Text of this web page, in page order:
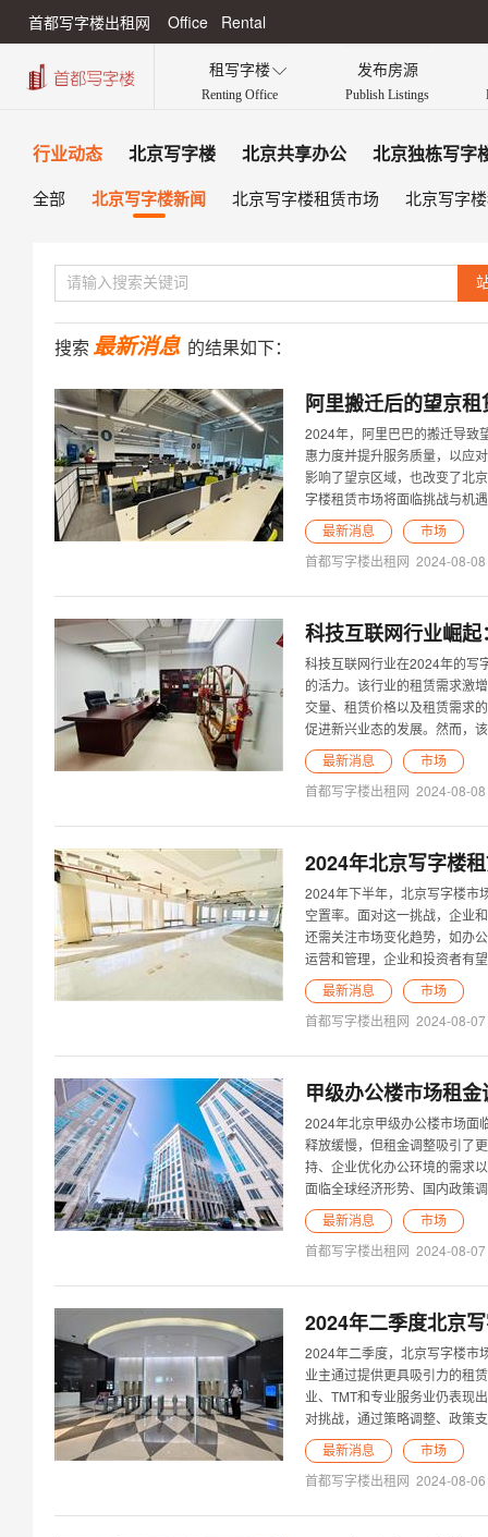
首都写字楼出租网 Office Rental
租写字楼
Renting Office
 发布房源
Publish Listings
行业动态 北京写字楼 北京共享办公 北京独栋写字
全部 北京写字楼新闻 北京写字楼租赁市场 北京写字
搜索 最新消息 的结果如下：
阿里搬迁后的望京
2024年，阿里巴巴的搬迁导致
惠力度并提升服务质量，以应
影响了望京区域，也改变了北
字楼租赁市场将面临挑战与机
最新消息 市场
首都写字楼出租网 2024-08-
科技互联网行业崛
科技互联网行业在2024年的写
的活力。该行业的租赁需求激
交量、租赁价格以及租赁需求
促进新兴业态的发展。然而，
最新消息 市场
首都写字楼出租网 2024-08-
2024年北京写字楼
2024年下半年，北京写字楼市
空置率。面对这一挑战，企业
还需关注市场变化趋势，如办
运营和管理，企业和投资者有
最新消息 市场
首都写字楼出租网 2024-08-
甲级办公楼市场租
2024年北京甲级办公楼市场面
释放缓慢，但租金调整吸引了
持、企业优化办公环境的需求
面临全球经济形势、国内政策
最新消息 市场
首都写字楼出租网 2024-08-
2024年二季度北京
2024年二季度，北京写字楼市
业主通过提供更具吸引力的租
业、TMT和专业服务业仍表现
对挑战，通过策略调整、政策
最新消息 市场
首都写字楼出租网 2024-08-